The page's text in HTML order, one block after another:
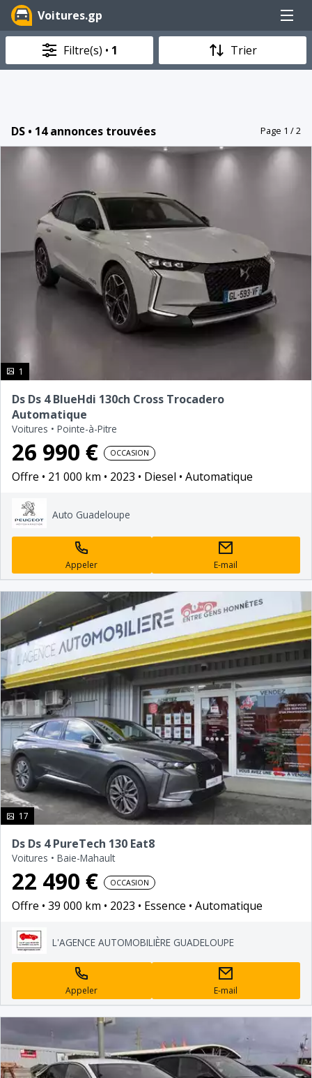
Voitures.gp Menu
Filtre(s) • 1 Trier
DS • 14 annonces trouvées Page 1 / 2
1 photo(s)
Ds Ds 4 BlueHdi 130ch Cross Trocadero
Automatique
Voitures • Pointe-à-Pitre
26 990 € OCCASION
Offre 21 000 km 2023 Diesel Automatique
Auto Guadeloupe
Appeler E-mail
17
Ds Ds 4 PureTech 130 Eat8
Voitures • Baie-Mahault
22 490 € OCCASION
Offre 39 000 km 2023 Essence Automatique
L'AGENCE AUTOMOBILIÈRE GUADELOUPE
Appeler E-mail